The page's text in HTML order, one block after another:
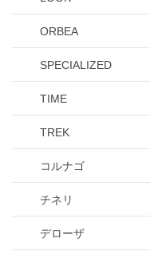
ORBEA
SPECIALIZED
TIME
TREK
コルナゴ
チネリ
デローザ